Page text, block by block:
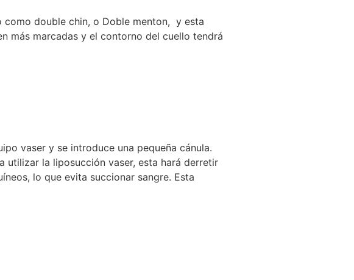
como double chin, o Doble menton, y esta
más marcadas y el contorno del cuello tendrá
vaser y se introduce una pequeña cánula.
utilizar la liposucción vaser, esta hará derretir
lo que evita succionar sangre. Esta